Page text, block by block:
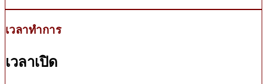
เวลาทำการ
เวลาเปิด